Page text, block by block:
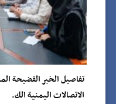
تفاصيل الخبر الفضيحة
الاتصالات اليمنية الك.